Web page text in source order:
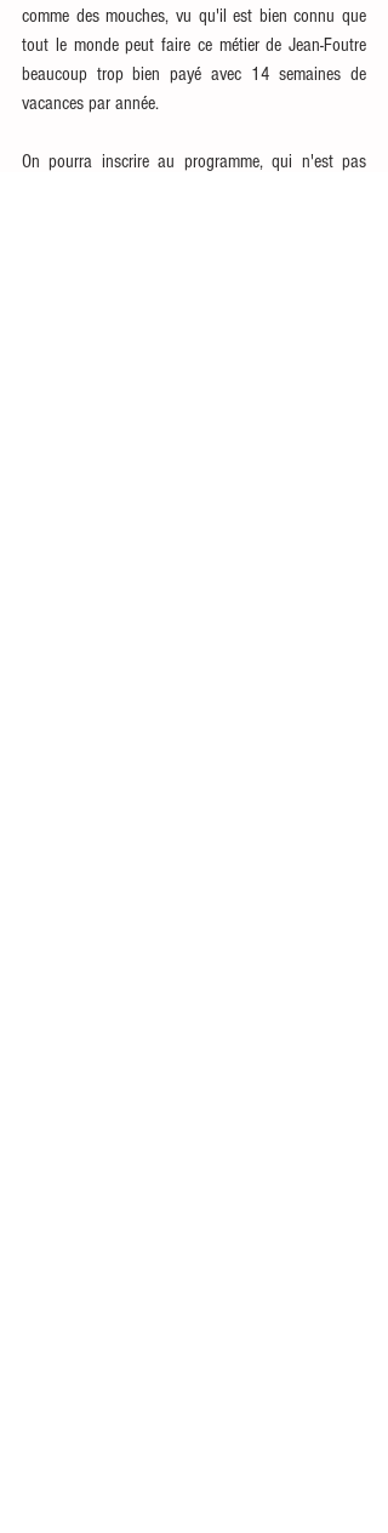
comme des mouches, vu qu'il est bien connu que
tout le monde peut faire ce métier de Jean-Foutre
beaucoup trop bien payé avec 14 semaines de
vacances par année.
On pourra inscrire au programme, qui n'est pas